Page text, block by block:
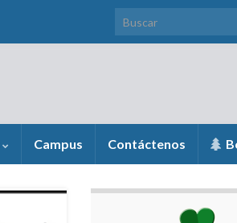
Search for:
Campus Contáctenos